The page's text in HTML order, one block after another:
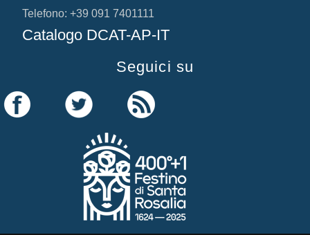
Telefono: +39 091 7401111
Catalogo DCAT-AP-IT
Seguici su